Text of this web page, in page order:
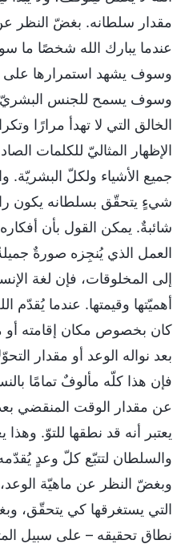
مقدار سلطانه. بغضّ النظر
عندما يبارك الله شخصًا ما
وسوف يشهد استمرارها على
وسوف يسمح للجنس البشريّ
الخالق التي لا تهدأ مرارًا
الإظهار المثاليّ للكلمات
جميع الأشياء ولكلّ البشريّة.
شيءٍ يتحقّق بسلطانه يكون
شائبةٌ. يمكن القول بأن
العمل الذي يُنجِزه صورةٌ
إلى المخلوقات، فإن لغة
أهميّتها وقيمتها. عندما
كان بخصوص مكان إقامته أو
بعد نواله الوعد أو مقدار
فإن هذا كلّه مألوفٌ تمامًا
عن مقدار الوقت المنقضي
يعتبر أنه قد نطقها للتوّ. وهذا
والسلطان لتتبّع كلّ وعدٍ
وبغضّ النظر عن ماهيّة
التي يستغرقها كي يتحقّق،
نطاق تحقيقه – على سبيل